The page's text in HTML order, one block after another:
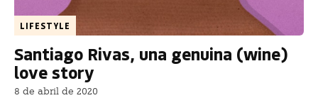
LIFESTYLE
Santiago Rivas, una genuina (wine)
love story
8 de abril de 2020